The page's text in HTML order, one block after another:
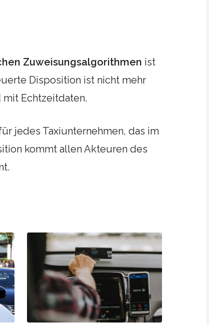
Zuweisungsalgorithmen ist
Disposition ist nicht mehr
Echtzeitdaten.
jedes Taxiunternehmen, das im
kommt allen Akteuren des